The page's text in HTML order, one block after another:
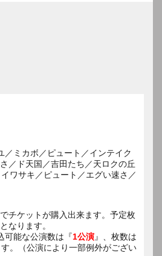
／ミカボ／ピュート／インテイク
／ド天国／吉田たち／天ロクの丘
ワサキ／ピュート／エグい速さ／
チケットが購入出来ます。予定枚
なります。
可能な公演数は『1公演』、枚数は
。（公演により一部例外がござい